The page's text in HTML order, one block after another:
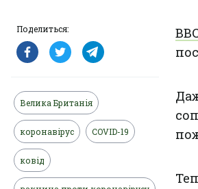
Поделиться:
Велика Британія
коронавірус COVID-19
ковід